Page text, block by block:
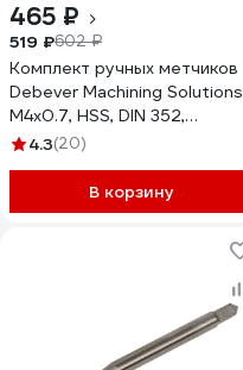
465 ₽
519 ₽602 ₽
Комплект ручных метчиков
Debever Machining Solutions
M4х0.7, HSS, DIN 352,
ISO2/6H, 3 шт. DB-30040
4.3(20)
В корзину